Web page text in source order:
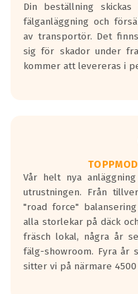
Din beställning
fälganläggning och
av transportör. Det
sig för skador under
kommer att levereras i
Vår helt nya
utrustningen. Från
"road force"
alla storlekar på däck
fräsch lokal, några år
fälg-showroom. Fyra år
sitter vi på närmare 4500